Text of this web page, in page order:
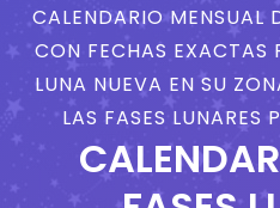
CALENDARIO MENSUAL
CON FECHAS EXACTAS
LUNA NUEVA EN SU
LAS FASES LUNARES